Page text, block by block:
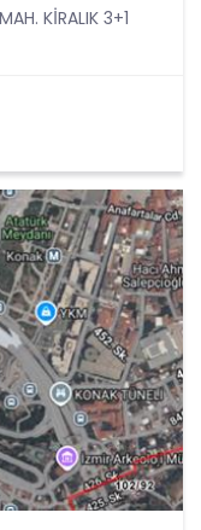
gibi kişilerin
de
numarası,
iş adresi, e-
numarası,
bilgileri, kan
bilgileri gibi
sağlayan
ve
girmektedir.
Franchising
A.Ş. iş
başta olmak
tüm
KİRALIK 3+1